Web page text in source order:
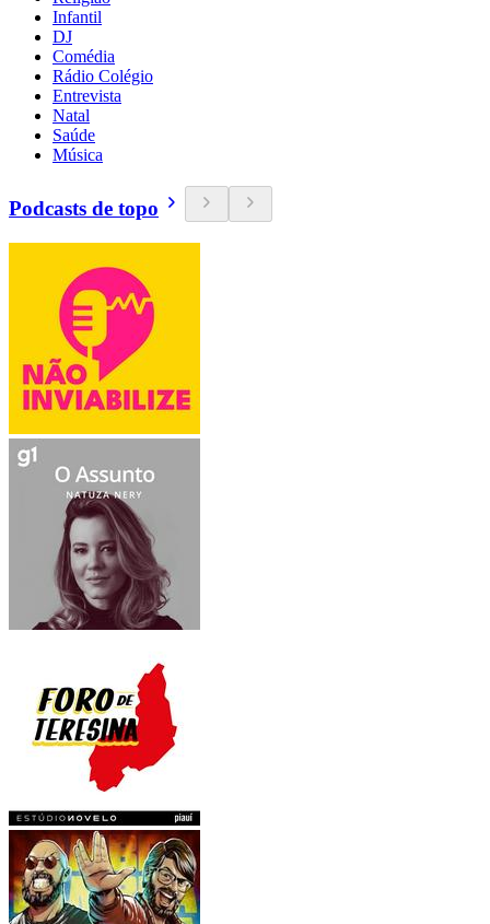
Infantil
DJ
Comédia
Rádio Colégio
Entrevista
Natal
Saúde
Música
Podcasts de topo